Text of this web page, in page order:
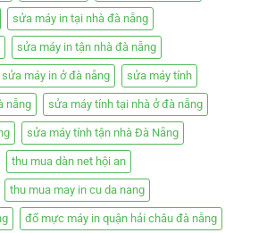
sửa máy in tại nhà đà nẵng
sửa máy in tận nhà đà nẵng
sửa máy in ở đà nẵng sửa máy tính
nẵng sửa máy tính tại nhà ở đà nẵng
sửa máy tính tận nhà Đà Nẵng
thu mua dàn net hội an
thu mua may in cu da nang
đổ mực máy in quận hải châu đà nẵng